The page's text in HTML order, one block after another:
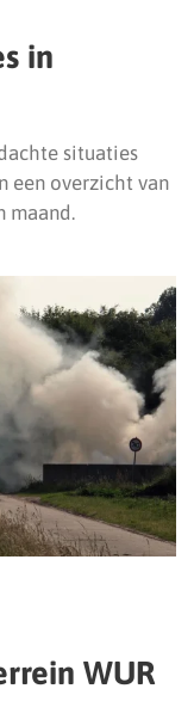
in
situaties
een overzicht van
maand.
WUR